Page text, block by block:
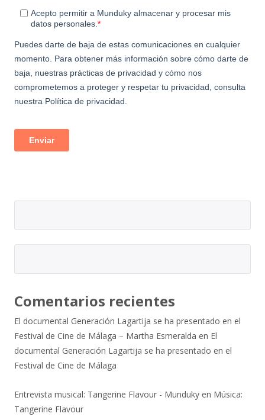
Comentarios recientes
El documental Generación Lagartija se ha presentado en el
Festival de Cine de Málaga – Martha Esmeralda en El
documental Generación Lagartija se ha presentado en el
Festival de Cine de Málaga
Entrevista musical: Tangerine Flavour - Munduky en Música:
Tangerine Flavour